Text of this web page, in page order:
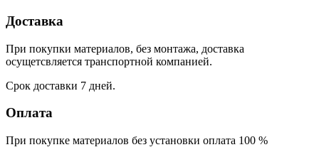
Доставка
При покупки материалов, без монтажа, доставка
осущетсвляется транспортной компанией.
Срок доставки 7 дней.
Оплата
При покупке материалов без установки оплата 100 %